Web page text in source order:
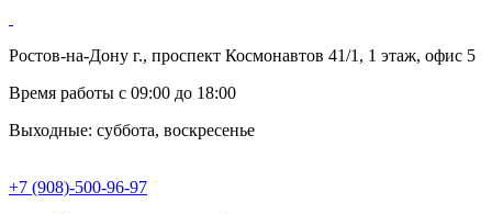
Ростов-на-Дону г., проспект Космонавтов 41/1, 1 этаж, офис 5
Время работы с 09:00 до 18:00
Выходные: суббота, воскресенье
+7 (908)-500-96-97